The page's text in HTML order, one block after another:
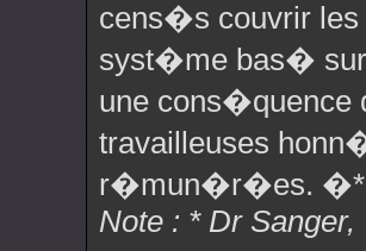
cens�s couvrir
syst�me bas� sur
une cons�quence
travailleuses
r�mun�r�es. �*
Note : * Dr